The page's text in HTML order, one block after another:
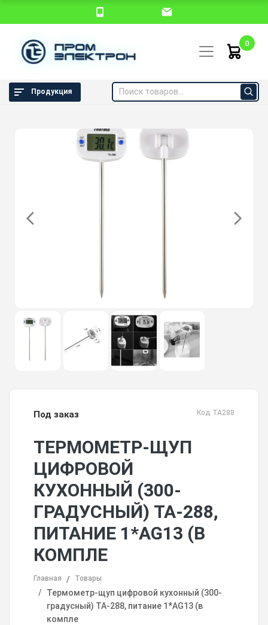
0
Продукция
Под заказ Код TA288
ТЕРМОМЕТР-ЩУП
ЦИФРОВОЙ
КУХОННЫЙ (300-
ГРАДУСНЫЙ) TA-288,
ПИТАНИЕ 1*AG13 (В
КОМПЛЕ
Главная Товары
Термометр-щуп цифровой кухонный (300-
градусный) TA-288, питание 1*AG13 (в
компле